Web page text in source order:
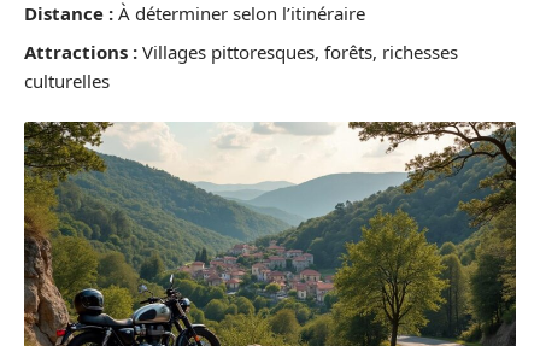
Distance : À déterminer selon l’itinéraire
Attractions : Villages pittoresques, forêts, richesses
culturelles